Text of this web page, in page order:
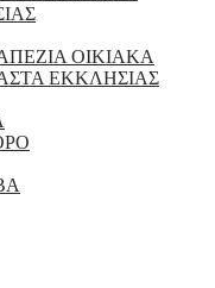
ΟΙΚΙΑΚΑ
ΕΚΚΛΗΣΙΑΣ